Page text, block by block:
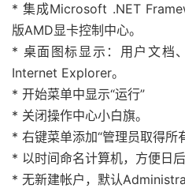
* 集成Microsoft .NET
版AMD显卡控制中心。
* 桌面图标显示：用户文档
Internet Explorer。
* 开始菜单中显示“运行”
* 关闭操作中心小白旗。
* 右键菜单添加“管理员取得所
* 以时间命名计算机，方便日
* 无新建帐户，默认